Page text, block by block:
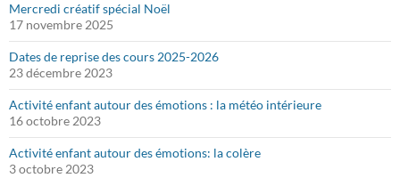
Mercredi créatif spécial Noël
17 novembre 2025
Dates de reprise des cours 2025-2026
23 décembre 2023
Activité enfant autour des émotions : la météo intérieure
16 octobre 2023
Activité enfant autour des émotions: la colère
3 octobre 2023